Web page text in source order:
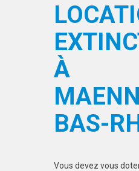
À
BAS-
Vous devez vous